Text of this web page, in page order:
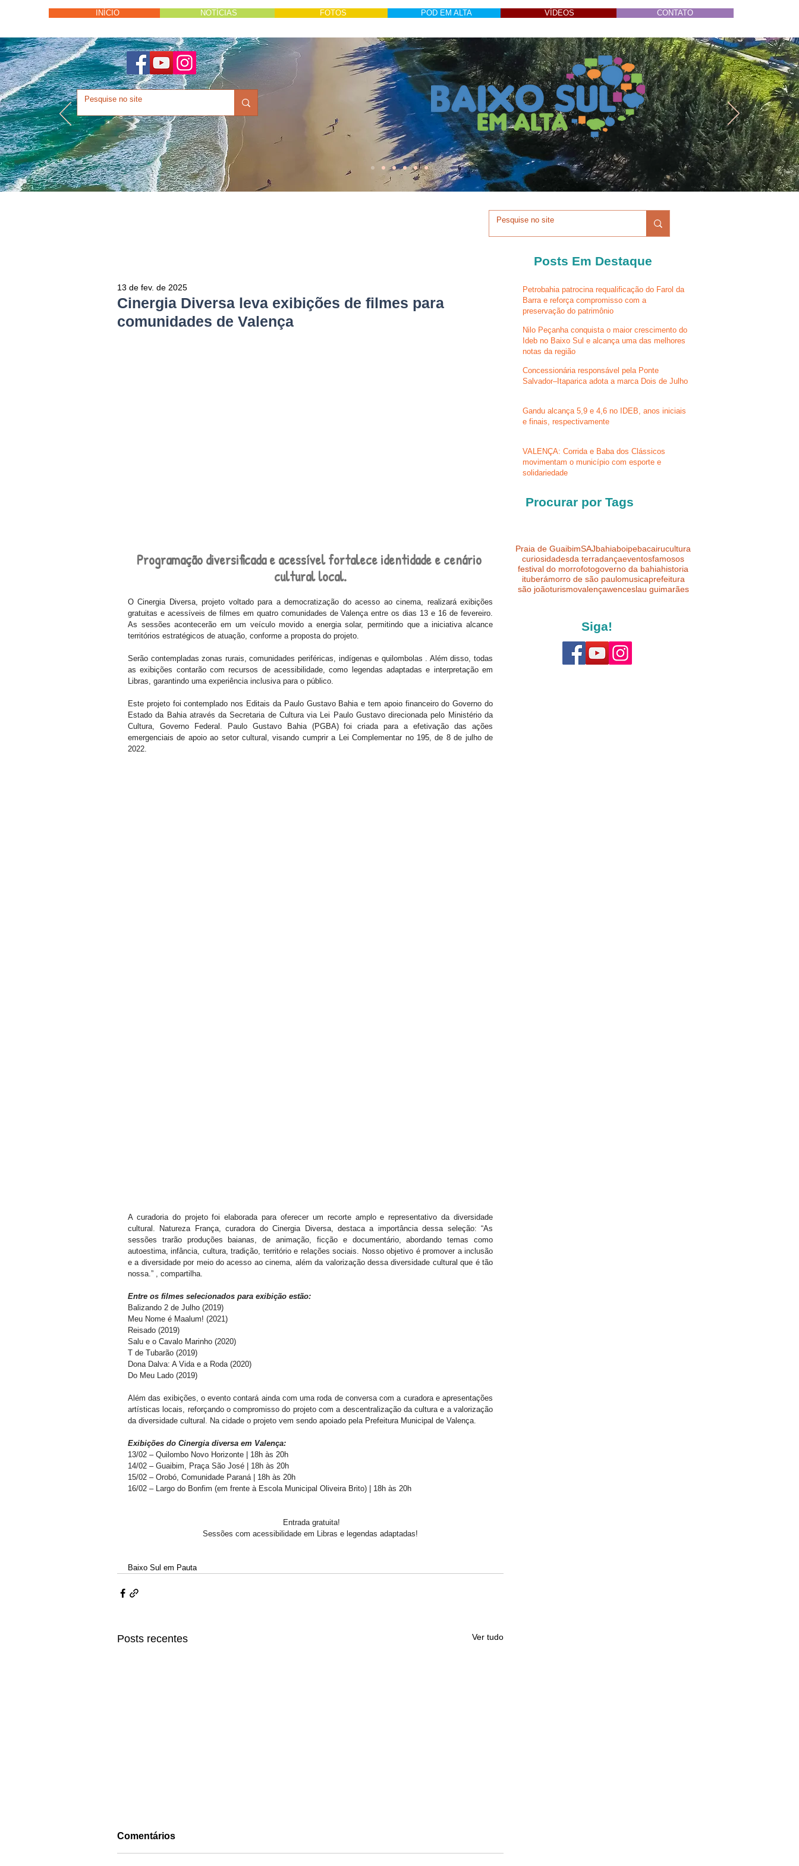
INÍCIO NOTÍCIAS FOTOS POD EM ALTA VÍDEOS CONTATO
Cinergia Diversa leva exibições de filmes para
comunidades de Valença
13 de fev. de 2025
Programação diversificada e acessível fortalece identidade e cenário
cultural local.
O Cinergia Diversa, projeto voltado para a democratização do acesso ao cinema, realizará exibições
gratuitas e acessíveis de filmes em quatro comunidades de Valença entre os dias 13 e 16 de fevereiro.
As sessões acontecerão em um veículo movido a energia solar, permitindo que a iniciativa alcance
territórios estratégicos de atuação, conforme a proposta do projeto.
Serão contempladas zonas rurais, comunidades periféricas, indígenas e quilombolas . Além disso, todas
as exibições contarão com recursos de acessibilidade, como legendas adaptadas e interpretação em
Libras, garantindo uma experiência inclusiva para o público.
Este projeto foi contemplado nos Editais da Paulo Gustavo Bahia e tem apoio financeiro do Governo do
Estado da Bahia através da Secretaria de Cultura via Lei Paulo Gustavo direcionada pelo Ministério da
Cultura, Governo Federal. Paulo Gustavo Bahia (PGBA) foi criada para a efetivação das ações
emergenciais de apoio ao setor cultural, visando cumprir a Lei Complementar no 195, de 8 de julho de
2022.
A curadoria do projeto foi elaborada para oferecer um recorte amplo e representativo da diversidade
cultural. Natureza França, curadora do Cinergia Diversa, destaca a importância dessa seleção: “As
sessões trarão produções baianas, de animação, ficção e documentário, abordando temas como
autoestima, infância, cultura, tradição, território e relações sociais. Nosso objetivo é promover a inclusão
e a diversidade por meio do acesso ao cinema, além da valorização dessa diversidade cultural que é tão
nossa.” , compartilha.
Entre os filmes selecionados para exibição estão:
Balizando 2 de Julho (2019)
Meu Nome é Maalum! (2021)
Reisado (2019)
Salu e o Cavalo Marinho (2020)
T de Tubarão (2019)
Dona Dalva: A Vida e a Roda (2020)
Do Meu Lado (2019)
Além das exibições, o evento contará ainda com uma roda de conversa com a curadora e apresentações
artísticas locais, reforçando o compromisso do projeto com a descentralização da cultura e a valorização
da diversidade cultural. Na cidade o projeto vem sendo apoiado pela Prefeitura Municipal de Valença.
Exibições do Cinergia diversa em Valença:
13/02 – Quilombo Novo Horizonte | 18h às 20h
14/02 – Guaibim, Praça São José | 18h às 20h
15/02 – Orobó, Comunidade Paraná | 18h às 20h
16/02 – Largo do Bonfim (em frente à Escola Municipal Oliveira Brito) | 18h às 20h
️  Entrada gratuita!
Sessões com acessibilidade em Libras e legendas adaptadas!
Baixo Sul em Pauta
Posts recentes Ver tudo
Comentários
Posts Em Destaque
Petrobahia patrocina requalificação do Farol da
Barra e reforça compromisso com a
preservação do patrimônio
Nilo Peçanha conquista o maior crescimento do
Ideb no Baixo Sul e alcança uma das melhores
notas da região
Concessionária responsável pela Ponte
Salvador–Itaparica adota a marca Dois de Julho
Gandu alcança 5,9 e 4,6 no IDEB, anos iniciais
e finais, respectivamente
VALENÇA: Corrida e Baba dos Clássicos
movimentam o município com esporte e
solidariedade
Procurar por Tags
Praia de GuaibimSAJbahiaboipebacairucultura
curiosidadesda terradançaeventosfamosos
festival do morrofotogoverno da bahiahistoria
ituberámorro de são paulomusicaprefeitura
são joãoturismovalençawenceslau guimarães
Siga!